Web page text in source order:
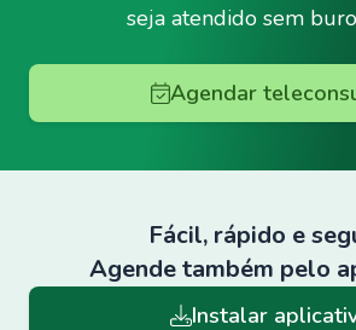
seja atendido sem
Agendar
Fácil, rápido e
Agende também pelo
Instalar